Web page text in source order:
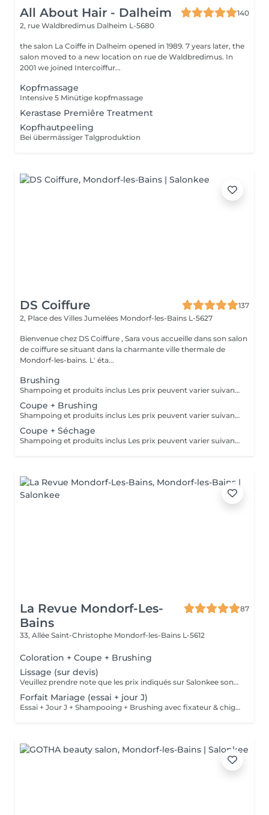
All About Hair - Dalheim
140
2, rue Waldbredimus Dalheim L-5680
the salon La Coiffe in Dalheim opened in 1989. 7 years later, the
salon moved to a new location on rue de Waldbredimus. In
2001 we joined Intercoiffur...
Kopfmassage
Intensive 5 Minütige kopfmassage
Kerastase Premiêre Treatment
Kopfhautpeeling
Bei übermässiger Talgproduktion
DS Coiffure
137
2, Place des Villes Jumelées Mondorf-les-Bains L-5627
Bienvenue chez DS Coiffure , Sara vous accueille dans son salon
de coiffure se situant dans la charmante ville thermale de
Mondorf-les-bains. L' éta...
Brushing
Shampoing et produits inclus Les prix peuvent varier suivant la quantité de travail
Coupe + Brushing
Shampoing et produits inclus Les prix peuvent varier suivant la quantité de travail
Coupe + Séchage
Shampoing et produits inclus Les prix peuvent varier suivant la quantité de travail
La Revue Mondorf-Les-
Bains
87
33, Allée Saint-Christophe Mondorf-les-Bains L-5612
Coloration + Coupe + Brushing
Lissage (sur devis)
Veuillez prendre note que les prix indiqués sur Salonkee sont communiqués à titre informatif et s'entendent de base. Ces derniers sont susceptibles de varier selon le diagnostic réalisé à votre arrivée au salon et l'expertise du professionnel à qui vous confiez votre beauté. Dans tous les cas, un devis précis vous sera proposé et toutes réalisations de prestations seront effectuées avec votre accord. Un grand merci d'avance pour votre compréhension. Au plaisir de vous recevoir très vite.
Forfait Mariage (essai + jour J)
Essai + Jour J + Shampooing + Brushing avec fixateur & chignon